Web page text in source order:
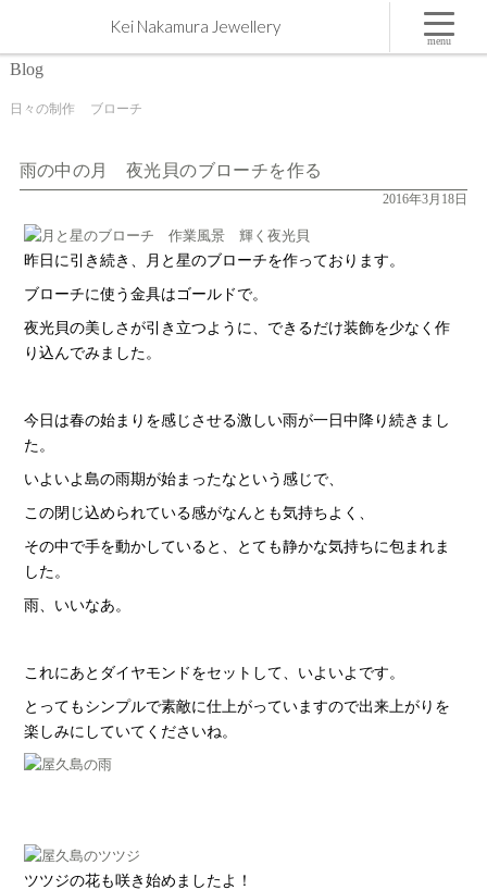
雨の中の月 夜光貝のブローチを作る | 屋久島,ジュエリー,オーダーメイドのマリッジリング（結
婚・婚約指輪）制作 | Kei Nakamura Jewellery Blog
Kei Nakamura Jewellery
Blog
日々の制作 ブローチ
雨の中の月 夜光貝のブローチを作る
2016年3月18日
昨日に引き続き、月と星のブローチを作っております。
ブローチに使う金具はゴールドで。
夜光貝の美しさが引き立つように、できるだけ装飾を少なく作
り込んでみました。
今日は春の始まりを感じさせる激しい雨が一日中降り続きまし
た。
いよいよ島の雨期が始まったなという感じで、
この閉じ込められている感がなんとも気持ちよく、
その中で手を動かしていると、とても静かな気持ちに包まれま
した。
雨、いいなあ。
これにあとダイヤモンドをセットして、いよいよです。
とってもシンプルで素敵に仕上がっていますので出来上がりを
楽しみにしていてくださいね。
ツツジの花も咲き始めましたよ！
menu